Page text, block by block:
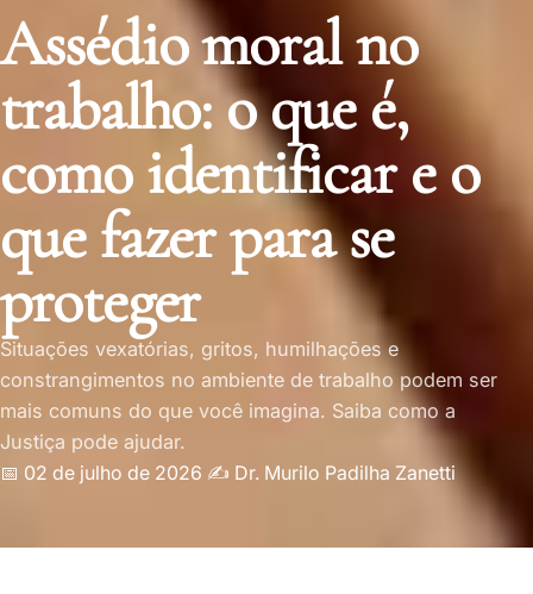
Assédio moral no
trabalho: o que é,
como identificar e o
que fazer para se
proteger
Situações vexatórias, gritos, humilhações e
constrangimentos no ambiente de trabalho podem ser
mais comuns do que você imagina. Saiba como a
Justiça pode ajudar.
📅 02 de julho de 2026 ✍️ Dr. Murilo Padilha Zanetti